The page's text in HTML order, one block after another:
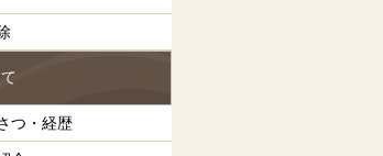
つ・経歴